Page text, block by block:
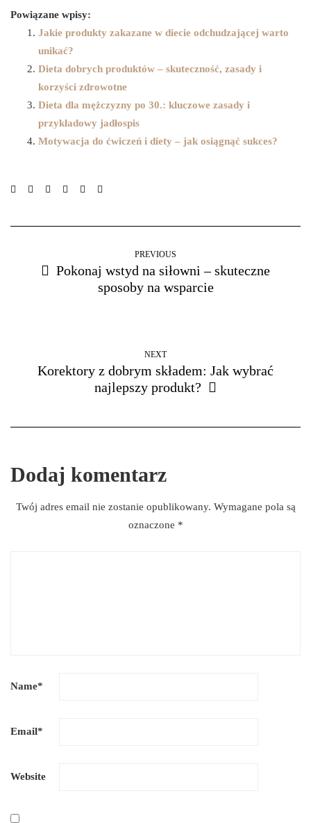
Powiązane wpisy:
Jakie produkty zakazane w diecie odchudzającej warto
unikać?
Dieta dobrych produktów – skuteczność, zasady i
korzyści zdrowotne
Dieta dla mężczyzny po 30.: kluczowe zasady i
przykładowy jadłospis
Motywacja do ćwiczeń i diety – jak osiągnąć sukces?
PREVIOUS
Pokonaj wstyd na siłowni – skuteczne
sposoby na wsparcie
NEXT
Korektory z dobrym składem: Jak wybrać
najlepszy produkt?
Dodaj komentarz
Twój adres email nie zostanie opublikowany. Wymagane pola są
oznaczone *
Name*
Email*
Website